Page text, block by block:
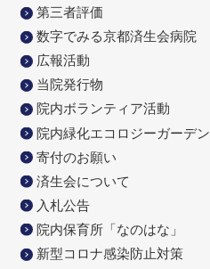
第三者評価
数字でみる京都済生会病院
広報活動
当院発行物
院内ボランティア活動
院内緑化エコロジーガーデン
寄付のお願い
済生会について
入札公告
院内保育所「なのはな」
新型コロナ感染防止対策